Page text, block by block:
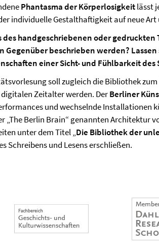
Phantasma der Körperlosigkeitlässt
individuelle Gestalthaftigkeit auf neue Art
handgeschriebenen oder gedruckten
beschrieben werden? Lassen
einer Sicht- und Fühlbarkeit des
soll zugleich die Bibliothek
Zeitalter werden. DerBerliner
und wechselnde Installationen
„The Berlin Brain“ genannten Architektur
unter dem Titel „Die Bibliothek der
Schreibens und Lesens erschließen.